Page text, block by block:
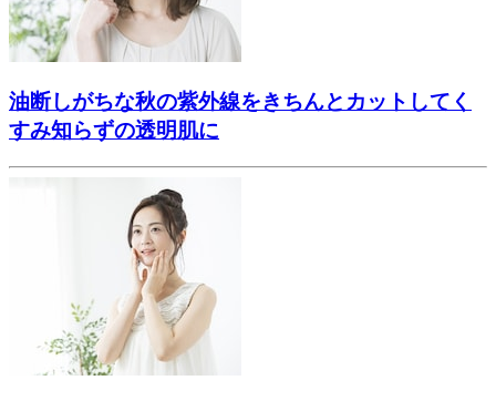
油断しがちな秋の紫外線をきちんとカットしてく
すみ知らずの透明肌に